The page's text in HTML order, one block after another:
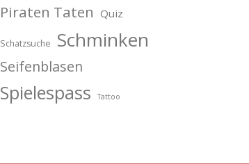
Piraten Taten Quiz
Schatzsuche Schminken
Seifenblasen
Spielespass Tattoo